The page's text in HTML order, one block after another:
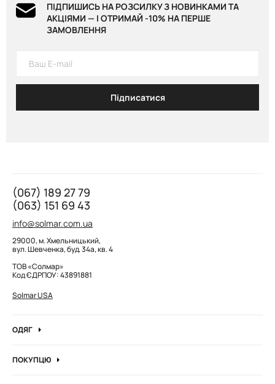
ПІДПИШИСЬ НА РОЗСИЛКУ З НОВИНКАМИ ТА
АКЦІЯМИ — І ОТРИМАЙ -10% НА ПЕРШЕ
ЗАМОВЛЕННЯ
Підписатися
(067) 189 27 79
(063) 151 69 43
info@solmar.com.ua
29000, м. Хмельницький,
вул. Шевченка, буд. 34а, кв. 4
ТОВ «Солмар»
Код ЄДРПОУ: 43891881
Solmar USA
ОДЯГ
Кофти та джемпера
ПОКУПЦЮ